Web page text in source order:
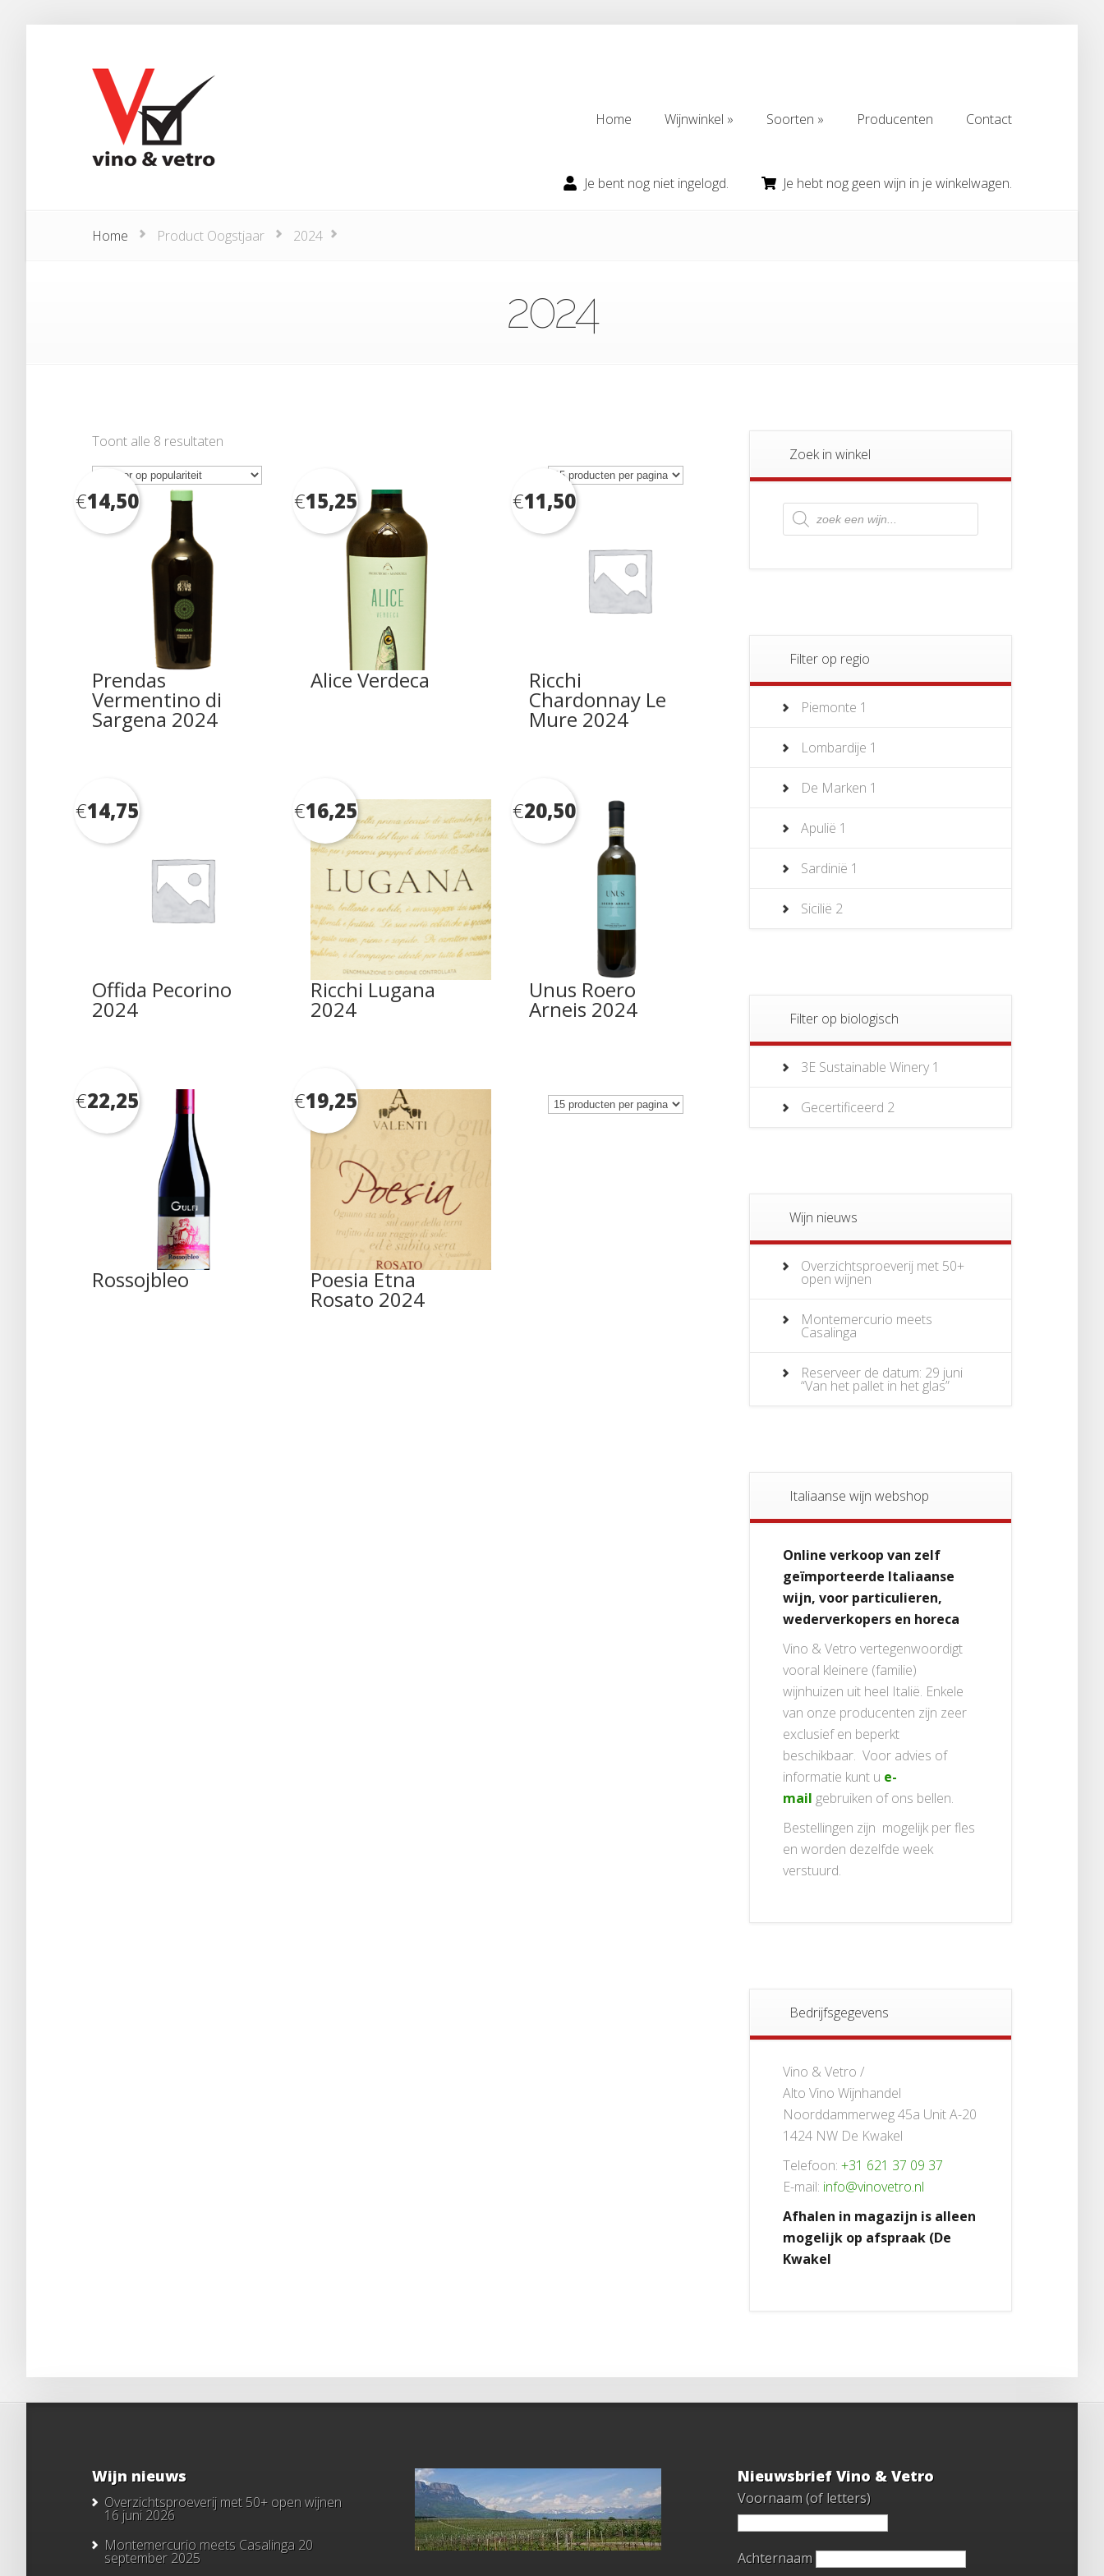
Home
Wijnwinkel
Soorten
Producenten
Contact
Je bent nog niet ingelogd.
Je hebt nog geen wijn in je winkelwagen.
Home Product Oogstjaar 2024
2024
Toont alle 8 resultaten
op
populariteit
Prendas
Vermentino di
Sargena 2024
€14,50
Alice Verdeca
€15,25
Ricchi
Chardonnay Le
Mure 2024
€11,50
Offida Pecorino
2024
€14,75
Ricchi Lugana
2024
€16,25
Unus Roero
Arneis 2024
€20,50
Rossojbleo
€22,25
Poesia Etna
Rosato 2024
€19,25
Zoek in winkel
Producten
zoeken
Filter op regio
Piemonte 1
Lombardije 1
De Marken 1
Apulië 1
Sardinië 1
Sicilië 2
Filter op biologisch
3E Sustainable Winery 1
Gecertificeerd 2
Wijn nieuws
Overzichtsproeverij met 50+
open wijnen
Montemercurio meets
Casalinga
Reserveer de datum: 29 juni
“Van het pallet in het glas”
Italiaanse wijn webshop
Online verkoop van zelf
geïmporteerde Italiaanse
wijn, voor particulieren,
wederverkopers en horeca
Vino & Vetro vertegenwoordigt
vooral kleinere (familie)
wijnhuizen uit heel Italië. Enkele
van onze producenten zijn zeer
exclusief en beperkt
beschikbaar. Voor advies of
informatie kunt u e-
mail gebruiken of ons bellen.
Bestellingen zijn mogelijk per fles
en worden dezelfde week
verstuurd.
Bedrijfsgegevens
Vino & Vetro /
Alto Vino Wijnhandel
Noorddammerweg 45a Unit A-20
1424 NW De Kwakel
Telefoon: +31 621 37 09 37
E-mail: info@vinovetro.nl
Afhalen in magazijn is alleen
mogelijk op afspraak (De
Kwakel
Wijn nieuws
Overzichtsproeverij met 50+ open wijnen
16 juni 2026
Montemercurio meets Casalinga 20
september 2025
Nieuwsbrief Vino & Vetro
Voornaam (of letters)
Achternaam